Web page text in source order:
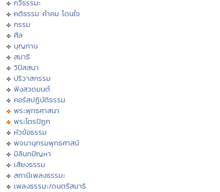
กวีธรรมะ
คติธรรม คำคม โดนใจ
กรรม
ศีล
บุญทาน
สมาธิ
วิปัสสนา
ปริวาสกรรม
ฟังสวดมนต์
คอร์สปฏิบัติธรรม
พระพุทธศาสนา
พระไตรปิฏก
หัวข้อธรรม
พจนานุกรมพุทธศาสน์
มิลินทปัญหา
เสียงธรรม
สถานีเพลงธรรมะ
เพลงธรรมะ/ดนตรีสมาธิ